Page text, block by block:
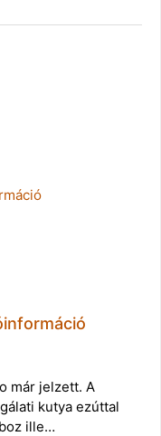
már jelzett. A
kutya ezúttal
ille…